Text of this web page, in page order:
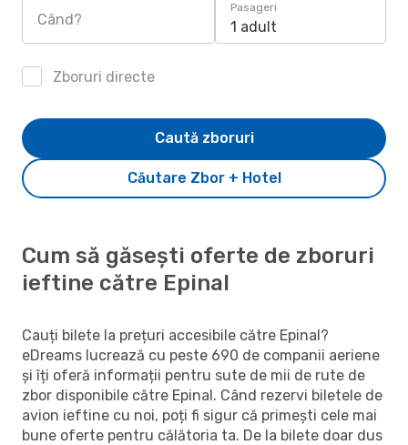
Când?
Pasageri
1 adult
Zboruri directe
Căutare Zbor + Hotel
Caută zboruri
Cum să găsești oferte de zboruri
ieftine către Epinal
Cauți bilete la prețuri accesibile către Epinal?
eDreams lucrează cu peste 690 de companii aeriene
și îți oferă informații pentru sute de mii de rute de
zbor disponibile către Epinal. Când rezervi biletele de
avion ieftine cu noi, poți fi sigur că primești cele mai
bune oferte pentru călătoria ta. De la bilete doar dus